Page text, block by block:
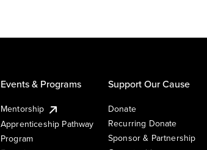
Events & Programs
Mentorship
Apprenticeship Pathway
Program
Support Our Cause
Donate
Recurring Donate
Sponsor & Partnership